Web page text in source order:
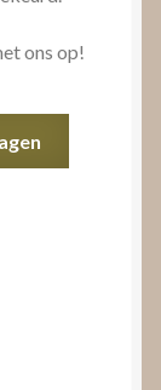
ons op!